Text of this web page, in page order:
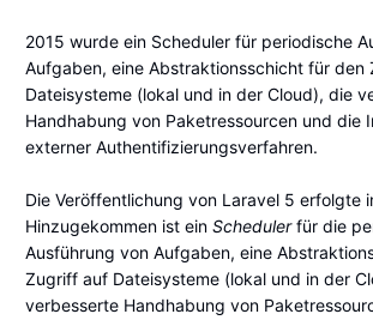
2015 wurde ein Scheduler für periodische
Aufgaben, eine Abstraktionsschicht für den
Dateisysteme (lokal und in der Cloud), die
Handhabung von Paketressourcen und die
externer Authentifizierungsverfahren.
Die Veröffentlichung von Laravel 5 erfolgte
Hinzugekommen ist ein Schedulerfür die
Ausführung von Aufgaben, eine
Zugriff auf Dateisysteme (lokal und in der
verbesserte Handhabung von